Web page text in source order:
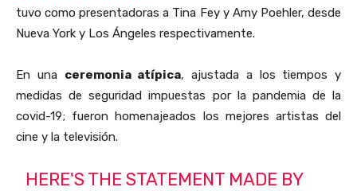
tuvo como presentadoras a Tina Fey y Amy Poehler, desde
Nueva York y Los Ángeles respectivamente.
En una ceremonia atípica, ajustada a los tiempos y
medidas de seguridad impuestas por la pandemia de la
covid-19; fueron homenajeados los mejores artistas del
cine y la televisión.
HERE'S THE STATEMENT MADE BY